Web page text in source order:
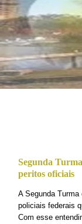
Segunda
peritos oficiais
A Segunda
policiais federais
Com esse